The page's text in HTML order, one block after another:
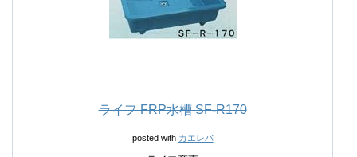
ライフ FRP水槽 SF-R170
posted with カエレバ